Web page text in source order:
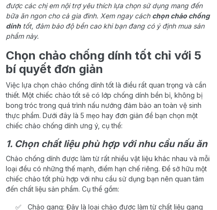
được các chị em nội trợ yêu thích lựa chọn sử dụng mang đến
bữa ăn ngon cho cả gia đình. Xem ngay cách chọn chảo chống
dínhtốt, đảm bảo độ bền cao khi bạn đang có ý định mua sản
phẩm này.
Chọn chảo chống dính tốt chỉ với 5
bí quyết đơn giản
Việc lựa chọn chảo chống dính tốt là điều rất quan trọng và cần
thiết. Một chiếc chảo tốt sẽ có lớp chống dính bền bỉ, không bị
bong tróc trong quá trình nấu nướng đảm bảo an toàn vệ sinh
thực phẩm. Dưới đây là 5 mẹo hay đơn giản để bạn chọn một
chiếc chảo chống dính ưng ý, cụ thể:
1. Chọn chất liệu phù hợp với nhu cầu nấu ăn
Chảo chống dính được làm từ rất nhiều vật liệu khác nhau và mỗi
loại đều có những thế mạnh, điểm hạn chế riêng. Để sở hữu một
chiếc chảo tốt phù hợp với nhu cầu sử dụng bạn nên quan tâm
đến chất liệu sản phẩm. Cụ thể gồm:
Chảo gang: Đây là loại chảo được làm từ chất liệu gang